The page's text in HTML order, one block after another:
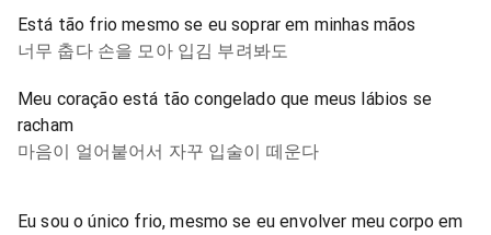
Está tão frio mesmo se eu soprar em minhas mãos
너무 춥다 손을 모아 입김 부려봐도
Meu coração está tão congelado que meus lábios se
racham
마음이 얼어붙어서 자꾸 입술이 떼운다
Eu sou o único frio, mesmo se eu envolver meu corpo em